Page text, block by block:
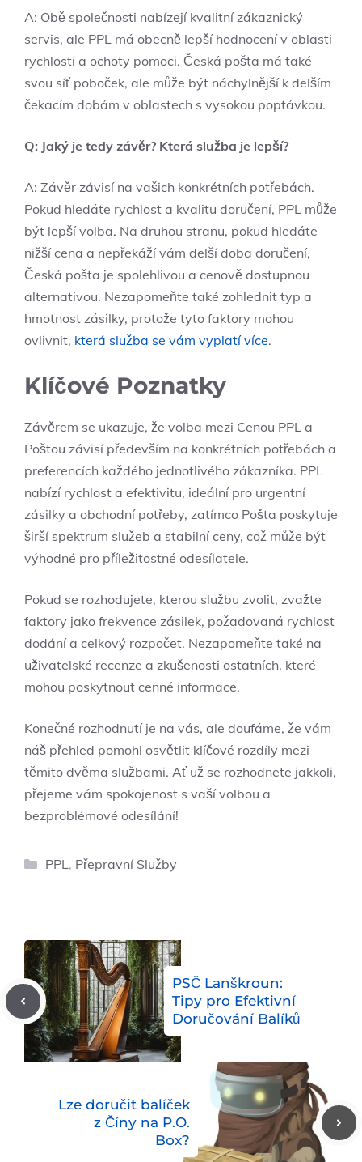
A: Obě společnosti nabízejí kvalitní zákaznický
servis, ale PPL má obecně lepší hodnocení v oblasti
rychlosti a ochoty pomoci. Česká pošta má také
svou síť poboček, ale může být náchylnější k delším
čekacím dobám v oblastech s vysokou poptávkou.
Q: Jaký je tedy závěr? Která služba je lepší?
A: Závěr závisí na vašich konkrétních potřebách.
Pokud hledáte rychlost a kvalitu doručení, PPL může
být lepší volba. Na druhou stranu, pokud hledáte
nižší cena a nepřekáží vám delší doba doručení,
Česká pošta je spolehlivou a cenově dostupnou
alternativou. Nezapomeňte také zohlednit typ a
hmotnost zásilky, protože tyto faktory mohou
ovlivnit, která služba se vám vyplatí více.
Klíčové Poznatky
Závěrem se ukazuje, že volba mezi Cenou PPL a
Poštou závisí především na konkrétních potřebách a
preferencích každého jednotlivého zákazníka. PPL
nabízí rychlost a efektivitu, ideální pro urgentní
zásilky a obchodní potřeby, zatímco Pošta poskytuje
širší spektrum služeb a stabilní ceny, což může být
výhodné pro příležitostné odesílatele.
Pokud se rozhodujete, kterou službu zvolit, zvažte
faktory jako frekvence zásilek, požadovaná rychlost
dodání a celkový rozpočet. Nezapomeňte také na
uživatelské recenze a zkušenosti ostatních, které
mohou poskytnout cenné informace.
Konečné rozhodnutí je na vás, ale doufáme, že vám
náš přehled pomohl osvětlit klíčové rozdíly mezi
těmito dvěma službami. Ať už se rozhodnete jakkoli,
přejeme vám spokojenost s vaší volbou a
bezproblémové odesílání!
Rubriky
PPL, Přepravní Služby
PSČ Lanškroun:
Tipy pro Efektivní
Doručování Balíků
Lze doručit balíček
z Číny na P.O.
Box?